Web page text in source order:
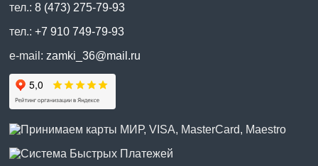
тел.:8 (473) 275-79-93
тел.:+7 910 749-79-93
e-mail: zamki_36@mail.ru